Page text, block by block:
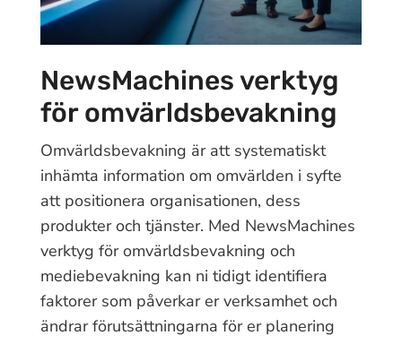
NewsMachines verktyg
för omvärldsbevakning
Omvärldsbevakning är att systematiskt
inhämta information om omvärlden i syfte
att positionera organisationen, dess
produkter och tjänster. Med NewsMachines
verktyg för omvärldsbevakning och
mediebevakning kan ni tidigt identifiera
faktorer som påverkar er verksamhet och
ändrar förutsättningarna för er planering